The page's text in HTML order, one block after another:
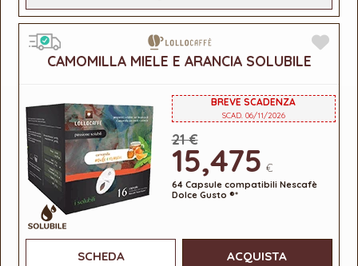
CAMOMILLA MIELE E ARANCIA SOLUBILE
BREVE SCADENZA
SCAD. 06/11/2026
21 €
15,475 €
64 Capsule compatibili Nescafè
Dolce Gusto ®*
SCHEDA ACQUISTA